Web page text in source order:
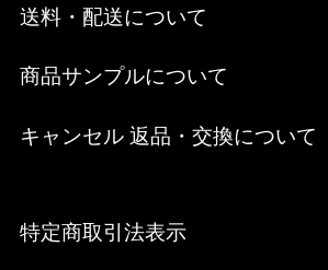
送料・配送について
商品サンプルについて
キャンセル 返品・交換について
特定商取引法表示